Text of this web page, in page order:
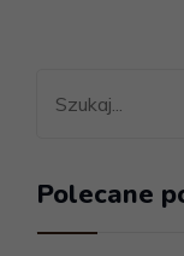
Polecane